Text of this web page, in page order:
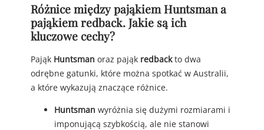
Różnice między pająkiem Huntsman a
pająkiem redback. Jakie są ich
kluczowe cechy?
Pająk Huntsman oraz pająk redbackto dwa
odrębne gatunki, które można spotkać w Australii,
a które wykazują znaczące różnice.
Huntsman wyróżnia się dużymi rozmiarami i
imponującą szybkością, ale nie stanowi